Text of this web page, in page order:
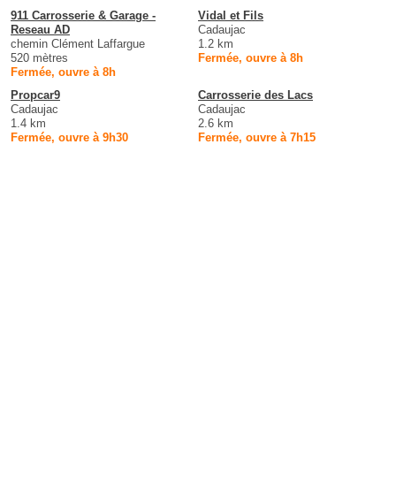
911 Carrosserie & Garage -
Reseau AD
chemin Clément Laffargue
520 mètres
Fermée, ouvre à 8h
Vidal et Fils
Cadaujac
1.2 km
Fermée, ouvre à 8h
Propcar9
Cadaujac
1.4 km
Fermée, ouvre à 9h30
Carrosserie des Lacs
Cadaujac
2.6 km
Fermée, ouvre à 7h15